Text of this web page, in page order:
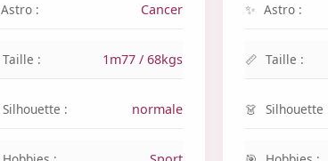
Astro : Cancer
Taille : 1m77 / 68kgs
Silhouette : normale
Astro :
Taille :
Silhouette